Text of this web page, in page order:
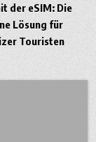
der eSIM: Die
Lösung für
Touristen